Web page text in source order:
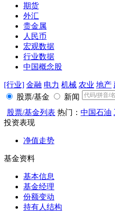
期货
外汇
贵金属
人民币
宏观数据
行业数据
中国概念股
[行业] 金融 电力 机械 农业 地产
股票/基金
新闻
股票/基金列表 热门： 中国石油
投资表现
净值走势
基金资料
基本信息
基金经理
份额变动
持有人结构